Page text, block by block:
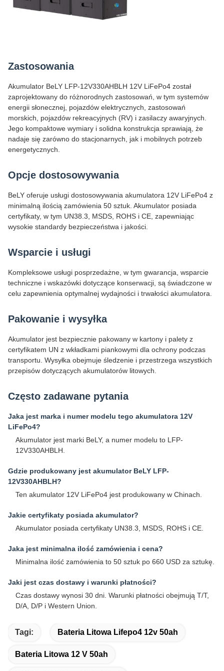
Zastosowania
Akumulator BeLY LFP-12V330AHBLH 12V LiFePo4 został
zaprojektowany do różnorodnych zastosowań, w tym systemów
energii słonecznej, pojazdów elektrycznych, zastosowań
morskich, pojazdów rekreacyjnych (RV) i zasilaczy awaryjnych.
Jego kompaktowe wymiary i solidna konstrukcja sprawiają, że
nadaje się zarówno do stacjonarnych, jak i mobilnych potrzeb
energetycznych.
Opcje dostosowywania
BeLY oferuje usługi dostosowywania akumulatora 12V LiFePo4 z
minimalną ilością zamówienia 50 sztuk. Akumulator posiada
certyfikaty, w tym UN38.3, MSDS, ROHS i CE, zapewniając
wysokie standardy bezpieczeństwa i jakości.
Wsparcie i usługi
Kompleksowe usługi posprzedażne, w tym gwarancja, wsparcie
techniczne i wskazówki dotyczące konserwacji, są świadczone w
celu zapewnienia optymalnej wydajności i trwałości akumulatora.
Pakowanie i wysyłka
Akumulator jest bezpiecznie pakowany w kartony i palety z
certyfikatem UN z wkładkami piankowymi dla ochrony podczas
transportu. Wysyłka obejmuje śledzenie i przestrzega wszystkich
przepisów dotyczących akumulatorów litowych.
Często zadawane pytania
Jaka jest marka i numer modelu tego akumulatora 12V
LiFePo4?
Akumulator jest marki BeLY, a numer modelu to LFP-
12V330AHBLH.
Gdzie produkowany jest akumulator BeLY LFP-
12V330AHBLH?
Ten akumulator 12V LiFePo4 jest produkowany w Chinach.
Jakie certyfikaty posiada akumulator?
Akumulator posiada certyfikaty UN38.3, MSDS, ROHS i CE.
Jaka jest minimalna ilość zamówienia i cena?
Minimalna ilość zamówienia to 50 sztuk po 660 USD za sztukę.
Jaki jest czas dostawy i warunki płatności?
Czas dostawy wynosi 30 dni. Warunki płatności obejmują T/T,
D/A, D/P i Western Union.
Tagi: Bateria Litowa Lifepo4 12v 50ah
Bateria Litowa 12 V 50ah